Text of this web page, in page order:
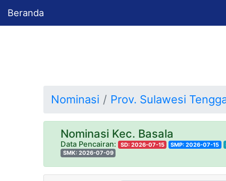
Beranda
Nominasi Prov. Sulawesi
Nominasi Kec. Basala
Data Pencairan: SD: 2026-07-15 SMP: 2026-07-15
SMK: 2026-07-09